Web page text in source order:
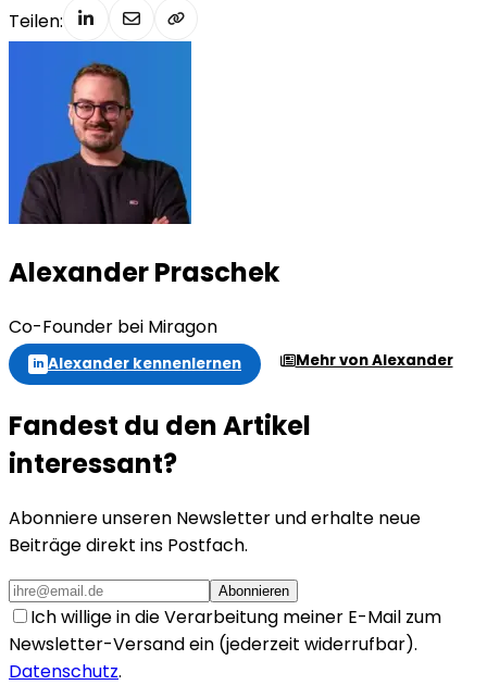
Teilen:
Alexander Praschek
Co-Founder bei Miragon
in Alexander kennenlernen Mehr von Alexander
Fandest du den Artikel
interessant?
Abonniere unseren Newsletter und erhalte neue
Beiträge direkt ins Postfach.
Abonnieren
Ich willige in die Verarbeitung meiner E-Mail zum
Newsletter-Versand ein (jederzeit widerrufbar).
Datenschutz.